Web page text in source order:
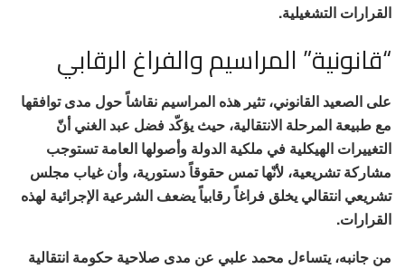
القرارات التشغيلية.
“قانونية” المراسيم والفراغ الرقابي
على الصعيد القانوني، تثير هذه المراسيم نقاشاً حول مدى توافقها
مع طبيعة المرحلة الانتقالية، حيث يؤكّد فضل عبد الغني أنّ
التغييرات الهيكلية في ملكية الدولة وأصولها العامة تستوجب
مشاركة تشريعية، لأنّها تمس حقوقاً دستورية، وأن غياب مجلس
تشريعي انتقالي يخلق فراغاً رقابياً يضعف الشرعية الإجرائية لهذه
القرارات.
من جانبه، يتساءل محمد علبي عن مدى صلاحية حكومة انتقالية